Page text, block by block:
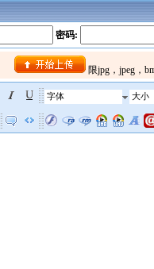
密码:
字体 大小